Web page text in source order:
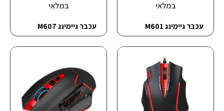
במלאי
עכבר גיימינג M601
במלאי
עכבר גיימינג M607